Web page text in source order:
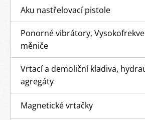
Aku nastřelovací pistole
Ponorné vibrátory,
měniče
Vrtací a demoliční kladiva,
agregáty
Magnetické vrtačky